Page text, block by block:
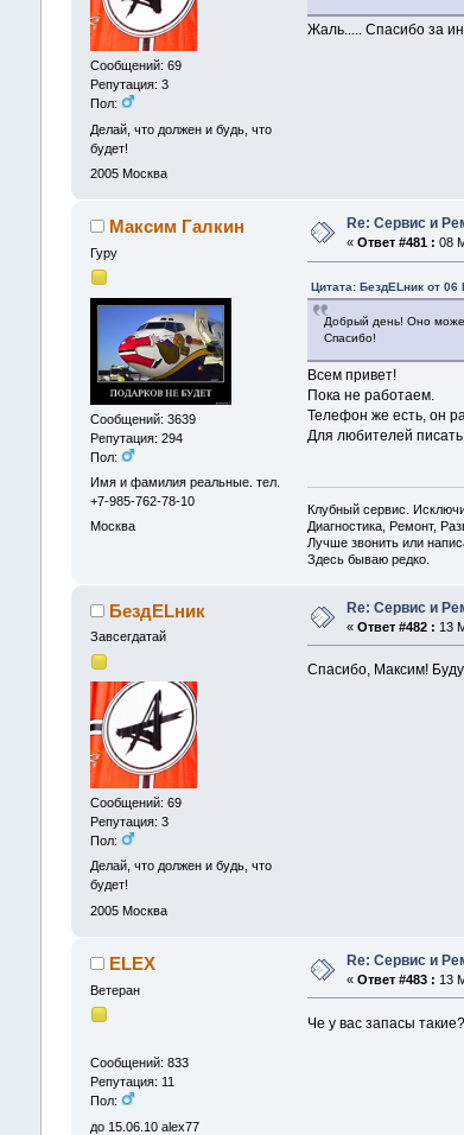
Сообщений: 69
Репутация: 3
Пол:
Делай, что должен и будь, что
будет!
2005 Москва
Жаль..... Спасибо за
Максим Галкин
Гуру
Сообщений: 3639
Репутация: 294
Пол:
Имя и фамилия реальные. тел.
+7-985-762-78-10
Москва
Re: Сервис и
« Ответ #481 : 08
Цитата: БездELник от
Добрый день! Оно
Спасибо!
Всем привет!
Пока не работаем.
Телефон же есть, он
Для любителей
Клубный сервис.
Диагностика, Ремонт,
Лучше звонить или
Здесь бываю редко.
БездELник
Завсегдатай
Сообщений: 69
Репутация: 3
Пол:
Делай, что должен и будь, что
будет!
2005 Москва
Re: Сервис и
« Ответ #482 : 13
Спасибо, Максим!
ELEX
Ветеран
Сообщений: 833
Репутация: 11
Пол:
до 15.06.10 alex77
Re: Сервис и
« Ответ #483 : 13
Че у вас запасы